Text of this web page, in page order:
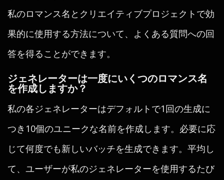
私のロマンス名とクリエイティブプロジェクトで効
果的に使用する方法について、よくある質問への回
答を得ることができます。
ジェネレーターは一度にいくつのロマンス名
を作成しますか？
私の各ジェネレーターはデフォルトで1回の生成に
つき10個のユニークな名前を作成します。必要に応
じて何度でも新しいバッチを生成できます。平均し
て、ユーザーが私のジェネレーターを使用するたび